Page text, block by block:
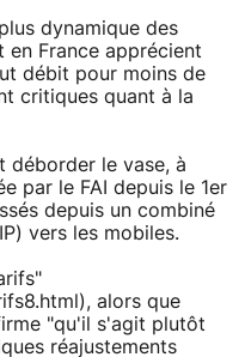
dynamique des
en France apprécient
débit pour moins de
critiques quant à la
déborder le vase, à
par le FAI depuis le 1er
depuis un combiné
vers les mobiles.
alors que
"qu'il s'agit plutôt
réajustements